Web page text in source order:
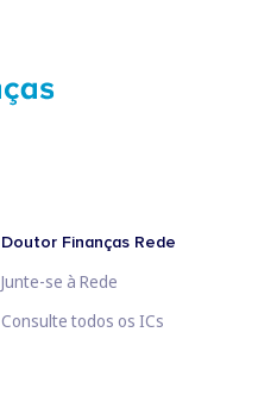
Doutor Finanças Rede
Junte-se à Rede
Consulte todos os ICs